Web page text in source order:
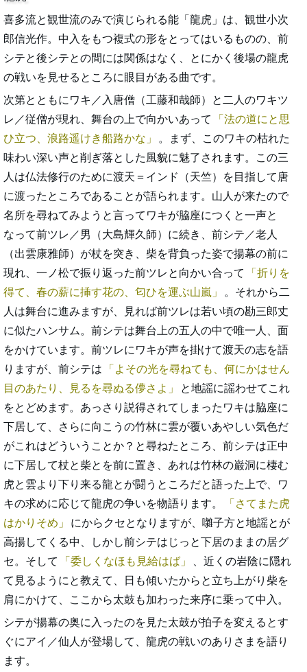
喜多流と観世流のみで演じられる能「龍虎」は、観世小次
郎信光作。中入をもつ複式の形をとってはいるものの、前
シテと後シテとの間には関係はなく、とにかく後場の龍虎
の戦いを見せるところに眼目がある曲です。
次第とともにワキ／入唐僧（工藤和哉師）と二人のワキツ
レ／従僧が現れ、舞台の上で向かいあって
法の道にと思
ひ立つ、浪路遥けき船路かな
。まず、このワキの枯れた
味わい深い声と削ぎ落とした風貌に魅了されます。この三
人は仏法修行のために渡天＝インド（天竺）を目指して唐
に渡ったところであることが語られます。山人が来たので
名所を尋ねてみようと言ってワキが脇座につくと一声と
なって前ツレ／男（大島輝久師）に続き、前シテ／老人
（出雲康雅師）が杖を突き、柴を背負った姿で揚幕の前に
現れ、一ノ松で振り返った前ツレと向かい合って
折りを
得て、春の薪に挿す花の、匂ひを運ぶ山嵐
。それから二
人は舞台に進みますが、見れば前ツレは若い頃の勘三郎丈
に似たハンサム。前シテは舞台上の五人の中で唯一人、面
をかけています。前ツレにワキが声を掛けて渡天の志を語
りますが、前シテは
よその光を尋ねても、何にかはせん
目のあたり、見るを尋ぬる儚さよ
と地謡に謡わせてこれ
をとどめます。あっさり説得されてしまったワキは脇座に
下居して、さらに向こうの竹林に雲が覆いあやしい気色だ
がこれはどういうことか？と尋ねたところ、前シテは正中
に下居して杖と柴とを前に置き、あれは竹林の巌洞に棲む
虎と雲より下り来る龍とが闘うところだと語った上で、ワ
キの求めに応じて龍虎の争いを物語ります。
さてまた虎
はかりそめ
にからクセとなりますが、囃子方と地謡とが
高揚してくる中、しかし前シテはじっと下居のままの居グ
セ。そして
委しくなほも見給はば
、近くの岩陰に隠れ
て見るようにと教えて、日も傾いたからと立ち上がり柴を
肩にかけて、ここから太鼓も加わった来序に乗って中入。
シテが揚幕の奥に入ったのを見た太鼓が拍子を変えるとす
ぐにアイ／仙人が登場して、龍虎の戦いのありさまを語り
ます。